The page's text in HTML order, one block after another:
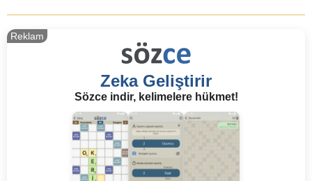
Zeka Geliştirir
Sözce indir, kelimelere hükmet!
Reklam